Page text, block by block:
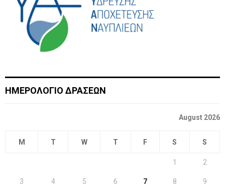
ΗΜΕΡΟΛΟΓΙΟ ΔΡΑΣΕΩΝ
August 2026
M T W T F S S
1 2
3 4 5 6 7 8 9